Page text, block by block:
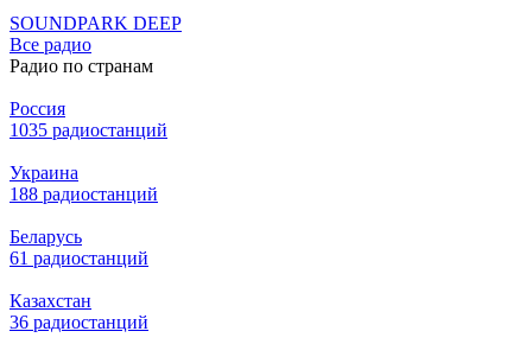
SOUNDPARK DEEP
Все радио
Радио по странам
Россия
1035 радиостанций
Украина
188 радиостанций
Беларусь
61 радиостанций
Казахстан
36 радиостанций